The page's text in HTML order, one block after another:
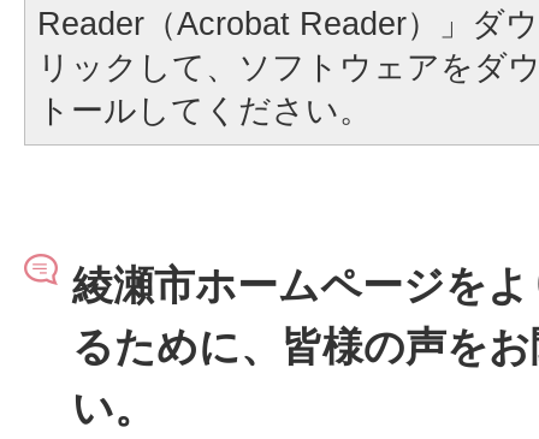
Reader（Acrobat Reader）」ダ
リックして、ソフトウェアをダ
トールしてください。
綾瀬市ホームページを
るために、皆様の声を
い。